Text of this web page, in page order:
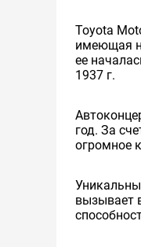
Toyota
имеющая
ее
1937 г.
год. За
огромное
вызывает